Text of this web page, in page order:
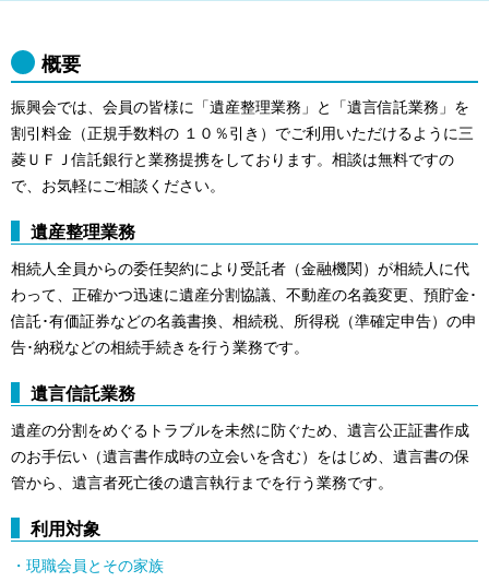
概要
振興会では、会員の皆様に「遺産整理業務」と「遺言信託業務」を
割引料金（正規手数料の １０％引き）でご利用いただけるように三
菱ＵＦＪ信託銀行と業務提携をしております。相談は無料ですの
で、お気軽にご相談ください。
遺産整理業務
相続人全員からの委任契約により受託者（金融機関）が相続人に代
わって、正確かつ迅速に遺産分割協議、不動産の名義変更、預貯金･
信託･有価証券などの名義書換、相続税、所得税（準確定申告）の申
告･納税などの相続手続きを行う業務です。
遺言信託業務
遺産の分割をめぐるトラブルを未然に防ぐため、遺言公正証書作成
のお手伝い（遺言書作成時の立会いを含む）をはじめ、遺言書の保
管から、遺言者死亡後の遺言執行までを行う業務です。
利用対象
・現職会員とその家族